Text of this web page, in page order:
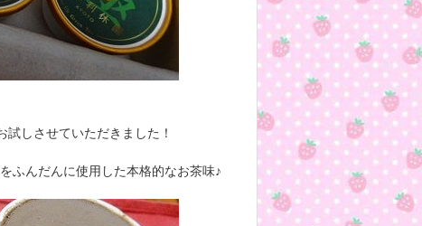
しさせていただきました！
ふんだんに使用した本格的なお茶味♪